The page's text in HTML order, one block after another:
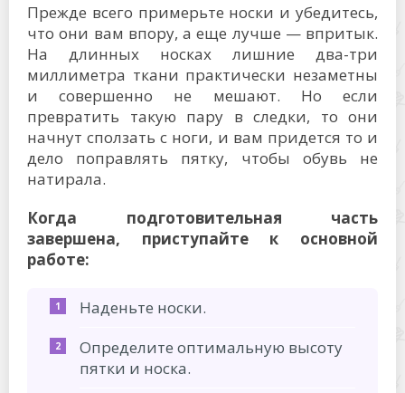
Прежде всего примерьте носки и убедитесь,
что они вам впору, а еще лучше — впритык.
На длинных носках лишние два-три
миллиметра ткани практически незаметны
и совершенно не мешают. Но если
превратить такую пару в следки, то они
начнут сползать с ноги, и вам придется то и
дело поправлять пятку, чтобы обувь не
натирала.
Когда подготовительная часть
завершена, приступайте к основной
работе:
Наденьте носки.
Определите оптимальную высоту
пятки и носка.